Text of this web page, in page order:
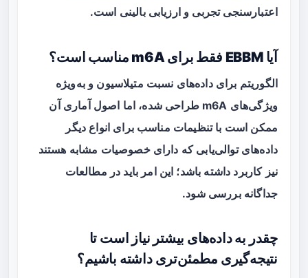
اعتبارسنجی تجربی و ارزیابی بالینی است.
آیا EBBM فقط برای m6A مناسب است؟
الگوریتم برای داده‌های نسبت متیلاسیون و به‌ویژه
ویژگی‌های m6A طراحی شده، اما اصول آماری آن
ممکن است با تنظیمات مناسب برای انواع دیگر
داده‌های توالی‌یابی که دارای خصوصیات مشابه هستند
نیز کاربرد داشته باشد؛ این امر باید در مطالعات
جداگانه بررسی شود.
چقدر به داده‌های بیشتر نیاز است تا
نتیجه‌گیری مطمئن‌تری داشته باشیم؟